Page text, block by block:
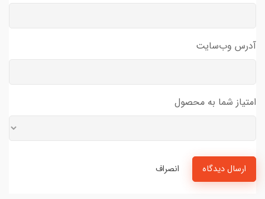
آدرس وب‌سایت
امتیاز شما به محصول
ارسال دیدگاه انصراف